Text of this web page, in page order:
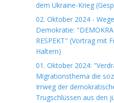
dem Ukraine-Krieg
02. Oktober 2024 -
Demokratie:
RESPEKT" (Vortrag mit
Haltern)
01. Oktober 2024:
Migrationsthema die
Irrweg der
Trugschlüssen aus den